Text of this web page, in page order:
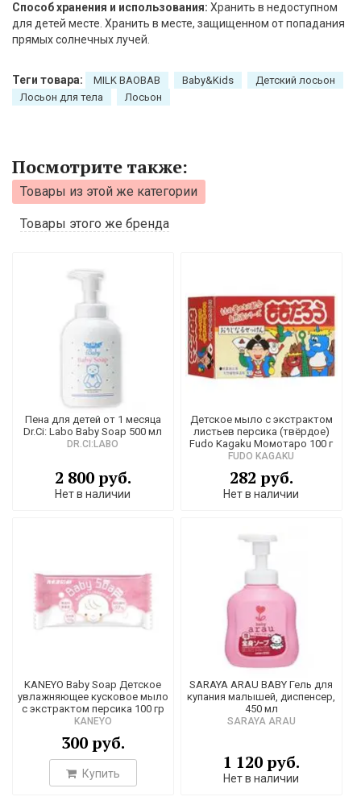
Способ хранения и использования: Хранить в недоступном
для детей месте. Хранить в месте, защищенном от попадания
прямых солнечных лучей.
Теги товара: MILK BAOBAB Baby&Kids
Детский лосьон
Лосьон для тела
Лосьон
Посмотрите также:
Товары из этой же категории
Товары этого же бренда
Пена для детей от 1 месяца
Dr.Ci: Labo Baby Soap 500 мл
DR.CI:LABO
2 800 руб.
Нет в наличии
Детское мыло с экстрактом
листьев персика (твёрдое)
Fudo Kagaku Момотаро 100 г
FUDO KAGAKU
282 руб.
Нет в наличии
KANEYO Baby Soap Детское
увлажняющее кусковое мыло
с экстрактом персика 100 гр
KANEYO
300 руб.
Купить
SARAYA ARAU BABY Гель для
купания малышей, диспенсер,
450 мл
SARAYA ARAU
1 120 руб.
Нет в наличии